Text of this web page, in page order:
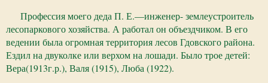
Профессия моего деда П. Е.—инженер- землеустроитель
лесопаркового хозяйства. А работал он объездчиком. В его
ведении была огромная территория лесов Гдовского района.
Ездил на двуколке или верхом на лошади. Было трое детей:
Вера(1913г.р.), Валя (1915), Люба (1922).